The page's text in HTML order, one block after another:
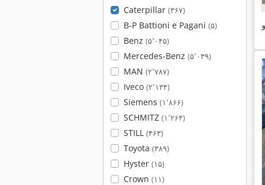
Caterpillar (۳۶۷)
B-P Battioni e Pagani (۵)
Benz (۵٬۰۴۵)
Mercedes-Benz (۵٬۰۳۹)
MAN (۲٬۷۸۷)
Iveco (۲٬۱۳۴)
Siemens (۱٬۸۶۶)
SCHMITZ (۱٬۲۶۴)
STILL (۴۶۳)
Toyota (۳۸۹)
Hyster (۱۵)
Crown (۱۱)